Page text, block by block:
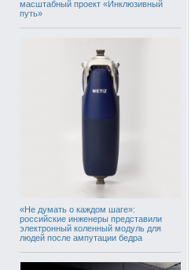
масштабный проект «Инклюзивный
путь»
«Не думать о каждом шаге»:
российские инженеры представили
электронный коленный модуль для
людей после ампутации бедра